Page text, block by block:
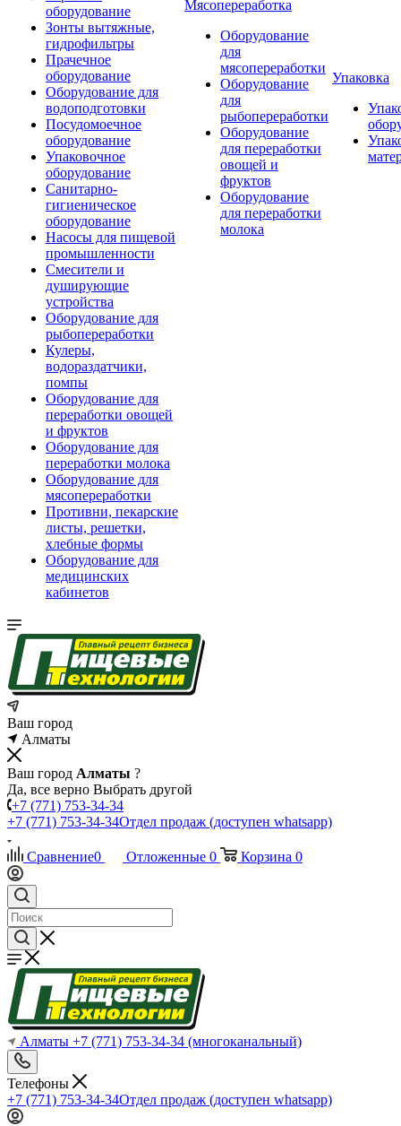
оборудование
Зонты вытяжные,
гидрофильтры
Прачечное
оборудование
Оборудование для
водоподготовки
Посудомоечное
оборудование
Упаковочное
оборудование
Санитарно-
гигиеническое
оборудование
Насосы для пищевой
промышленности
Смесители и
душирующие
устройства
Оборудование для
рыбопереработки
Кулеры,
водораздатчики,
помпы
Оборудование для
переработки овощей
и фруктов
Оборудование для
переработки молока
Оборудование для
мясопереработки
Противни, пекарские
листы, решетки,
хлебные формы
Оборудование для
медицинских
кабинетов
Мясопереработка
Оборудование
для
мясопереработки
Оборудование
для
рыбопереработки
Оборудование
для переработки
овощей и
фруктов
Оборудование
для переработки
молока
Упаковка
Ваш город
Алматы
Ваш город Алматы ?
Да, все верно Выбрать другой
+7 (771) 753-34-34
+7 (771) 753-34-34Отдел продаж (доступен whatsapp)
Сравнение0 Отложенные 0 Корзина 0
Алматы +7 (771) 753-34-34 (многоканальный)
Телефоны
+7 (771) 753-34-34Отдел продаж (доступен whatsapp)